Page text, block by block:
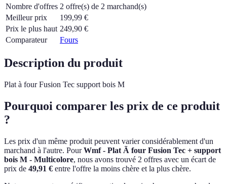
Nombre d'offres 2 offre(s) de 2 marchand(s)
Meilleur prix
199,99 €
Prix le plus haut 249,90 €
Comparateur
Fours
Description du produit
Plat à four Fusion Tec support bois M
Pourquoi comparer les prix de ce produit
?
Les prix d'un même produit peuvent varier considérablement d'un
marchand à l'autre. PourWmf - Plat Ã four Fusion Tec + support
bois M - Multicolore, nous avons trouvé 2 offres avec un écart de
prix de 49,91 € entre l'offre la moins chère et la plus chère.